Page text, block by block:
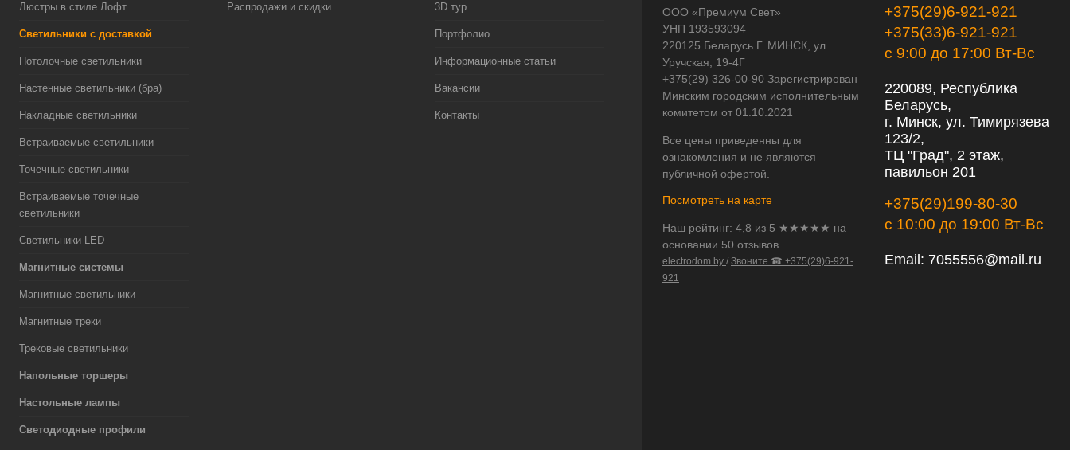
Люстры в стиле Лофт
Светильники с доставкой
Потолочные светильники
Настенные светильники (бра)
Накладные светильники
Встраиваемые светильники
Точечные светильники
Встраиваемые точечные
светильники
Светильники LED
Магнитные системы
Магнитные светильники
Магнитные треки
Трековые светильники
Напольные торшеры
Настольные лампы
Светодиодные профили
Распродажи и скидки 3D тур
Портфолио
Информационные статьи
Вакансии
Контакты
ООО «Премиум Свет»
УНП 193593094
220125 Беларусь Г. МИНСК, ул
Уручская, 19-4Г
+375(29) 326-00-90 Зарегистрирован
Минским городским исполнительным
комитетом от 01.10.2021
Все цены приведенны для
ознакомления и не являются
публичной офертой.
Посмотреть на карте
Наш рейтинг: 4,8 из 5 ★★★★★ на
основании 50 отзывов
electrodom.by / Звоните ☎ +375(29)6-921-
921
+375(29)6-921-921
+375(33)6-921-921
с 9:00 до 17:00 Вт-Вс
220089, Республика
Беларусь,
г. Минск, ул. Тимирязева
123/2,
ТЦ "Град", 2 этаж,
павильон 201
+375(29)199-80-30
с 10:00 до 19:00 Вт-Вс
Email: 7055556@mail.ru